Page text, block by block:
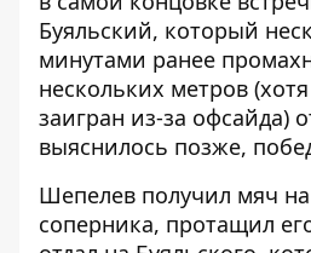
Буяльский, который
минутами ранее
нескольких метров
заигран из-за офсайда)
выяснилось позже,
Шепелев получил мяч
соперника, протащил